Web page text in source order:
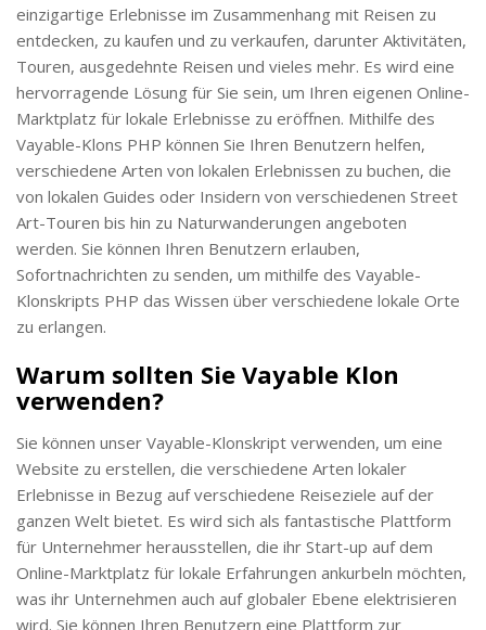
einzigartige Erlebnisse im Zusammenhang mit Reisen zu
entdecken, zu kaufen und zu verkaufen, darunter Aktivitäten,
Touren, ausgedehnte Reisen und vieles mehr. Es wird eine
hervorragende Lösung für Sie sein, um Ihren eigenen Online-
Marktplatz für lokale Erlebnisse zu eröffnen. Mithilfe des
Vayable-Klons PHP können Sie Ihren Benutzern helfen,
verschiedene Arten von lokalen Erlebnissen zu buchen, die
von lokalen Guides oder Insidern von verschiedenen Street
Art-Touren bis hin zu Naturwanderungen angeboten
werden. Sie können Ihren Benutzern erlauben,
Sofortnachrichten zu senden, um mithilfe des Vayable-
Klonskripts PHP das Wissen über verschiedene lokale Orte
zu erlangen.
Warum sollten Sie Vayable Klon
verwenden?
Sie können unser Vayable-Klonskript verwenden, um eine
Website zu erstellen, die verschiedene Arten lokaler
Erlebnisse in Bezug auf verschiedene Reiseziele auf der
ganzen Welt bietet. Es wird sich als fantastische Plattform
für Unternehmer herausstellen, die ihr Start-up auf dem
Online-Marktplatz für lokale Erfahrungen ankurbeln möchten,
was ihr Unternehmen auch auf globaler Ebene elektrisieren
wird. Sie können Ihren Benutzern eine Plattform zur